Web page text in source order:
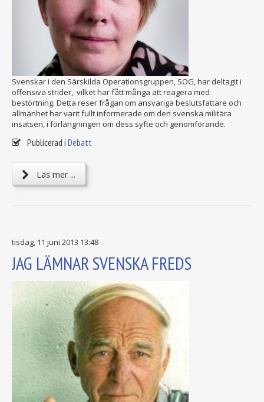
Svenskar i den Särskilda Operationsgruppen, SOG, har deltagit i
offensiva strider, vilket har fått många att reagera med
bestörtning. Detta reser frågan om ansvariga beslutsfattare och
allmänhet har varit fullt informerade om den svenska militära
insatsen, i förlängningen om dess syfte och genomförande.
Publicerad i Debatt
Läs mer ...
tisdag, 11 juni 2013 13:48
JAG LÄMNAR SVENSKA FREDS